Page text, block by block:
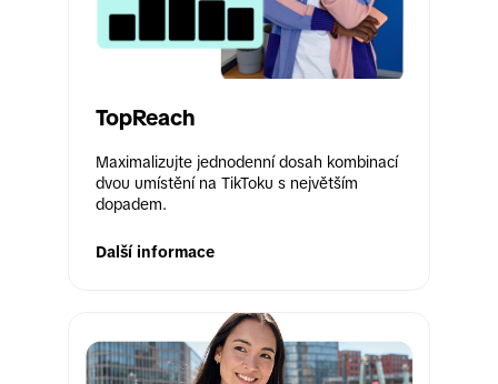
TopReach
Maximalizujte jednodenní dosah kombinací
dvou umístění na TikToku s největším
dopadem.
Další informace